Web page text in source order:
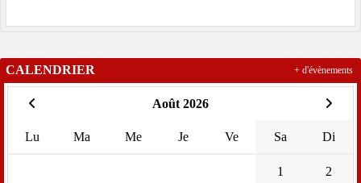
CALENDRIER
Août 2026
Lu Ma Me Je Ve Sa Di
1 2
+ d'évènements